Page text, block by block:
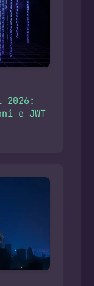
2026:
e JWT